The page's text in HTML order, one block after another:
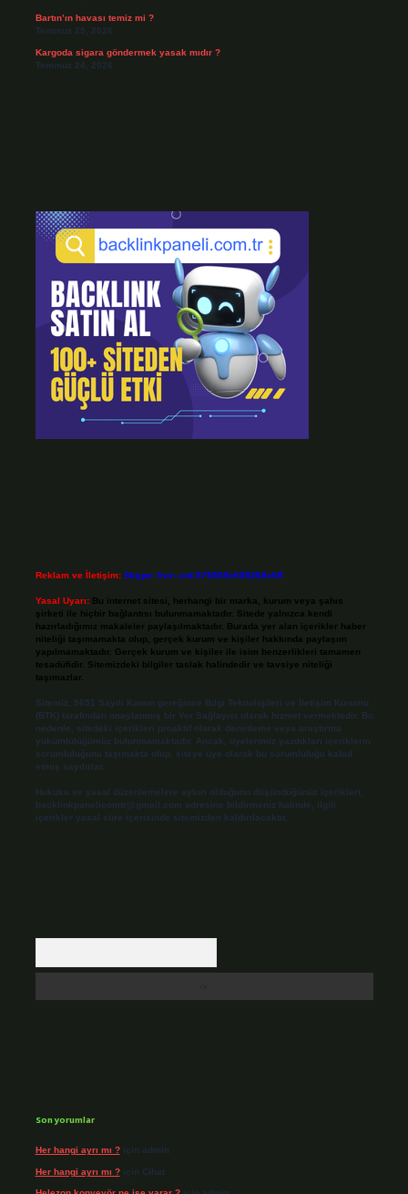
Bartın’ın havası temiz mi ?
Temmuz 25, 2026
Kargoda sigara göndermek yasak mıdır ?
Temmuz 24, 2026
Reklam ve İletişim: Skype: live:.cid.575569c608265c69
Yasal Uyarı: Bu internet sitesi, herhangi bir marka, kurum veya şahıs
şirketi ile hiçbir bağlantısı bulunmamaktadır. Sitede yalnızca kendi
hazırladığımız makaleler paylaşılmaktadır. Burada yer alan içerikler haber
niteliği taşımamakta olup, gerçek kurum ve kişiler hakkında paylaşım
yapılmamaktadır. Gerçek kurum ve kişiler ile isim benzerlikleri tamamen
tesadüfidir. Sitemizdeki bilgiler taslak halindedir ve tavsiye niteliği
taşımazlar.
Sitemiz, 5651 Sayılı Kanun gereğince Bilgi Teknolojileri ve İletişim Kurumu
(BTK) tarafından onaylanmış bir Yer Sağlayıcı olarak hizmet vermektedir. Bu
nedenle, sitedeki içerikleri proaktif olarak denetleme veya araştırma
yükümlülüğümüz bulunmamaktadır. Ancak, üyelerimiz yazdıkları içeriklerin
sorumluluğunu taşımakta olup, siteye üye olarak bu sorumluluğu kabul
etmiş sayılırlar.
Hukuka ve yasal düzenlemelere aykırı olduğunu düşündüğünüz içerikleri,
backlinkpanelicomtr@gmail.com adresine bildirmeniz halinde, ilgili
içerikler yasal süre içerisinde sitemizden kaldırılacaktır.
Son yorumlar
Her hangi ayrı mı ?için admin
Her hangi ayrı mı ?için Cihat